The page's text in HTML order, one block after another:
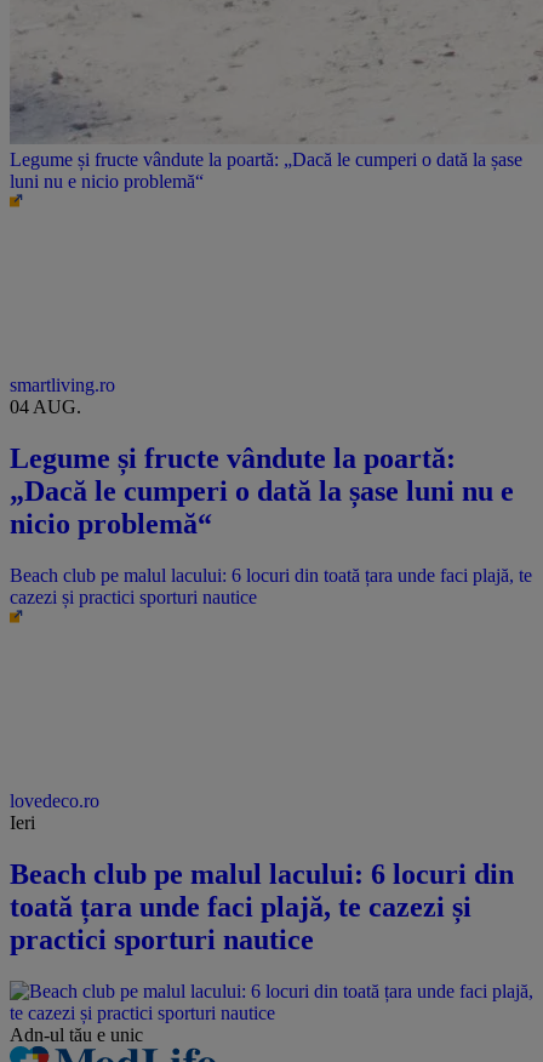
Legume și fructe vândute la poartă: „Dacă le cumperi o dată la șase
luni nu e nicio problemă“
smartliving.ro
04 AUG.
Legume și fructe vândute la poartă:
„Dacă le cumperi o dată la șase luni nu e
nicio problemă“
Beach club pe malul lacului: 6 locuri din toată țara unde faci plajă, te
cazezi și practici sporturi nautice
lovedeco.ro
Ieri
Beach club pe malul lacului: 6 locuri din
toată țara unde faci plajă, te cazezi și
practici sporturi nautice
Adn-ul tău e unic